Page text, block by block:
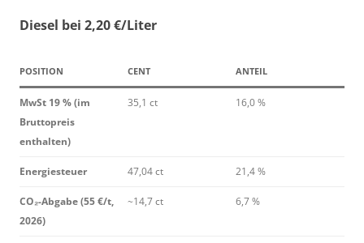
Diesel bei 2,20 €/Liter
POSITION CENT ANTEIL
MwSt 19 % (im
Bruttopreis
enthalten)
35,1 ct 16,0 %
Energiesteuer 47,04 ct 21,4 %
CO₂-Abgabe (55 €/t,
2026)
~14,7 ct 6,7 %